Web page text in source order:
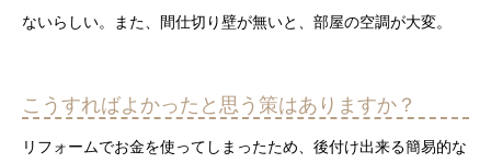
ないらしい。また、間仕切り壁が無いと、部屋の空調が大変。
こうすればよかったと思う策はありますか？
リフォームでお金を使ってしまったため、後付け出来る簡易的な